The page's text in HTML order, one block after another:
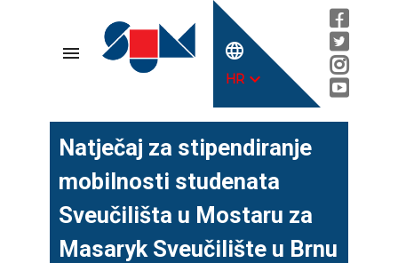
menu language
HRexpand_more
Natječaj za stipendiranje
mobilnosti studenata
Sveučilišta u Mostaru za
Masaryk Sveučilište u Brnu